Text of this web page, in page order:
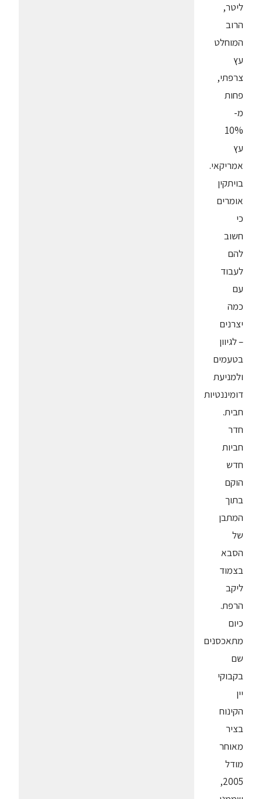
ליטר,
הרוב
המוחלט
עץ
צרפתי,
פחות
מ-
10%
עץ
אמריקאי.
בויתקין
אומרים
כי
חשוב
להם
לעבוד
עם
כמה
יצרנים
– לגיוון
בטעמים
ולמניעת
דומיננטיות
חבית.
חדר
חביות
חדש
הוקם
בתוך
המתבן
של
הסבא
בצמוד
ליקב
הרפת.
כיום
מתאכסנים
שם
בקבוקי
יין
הקינוח
בציר
מאוחר
מודל
2005,